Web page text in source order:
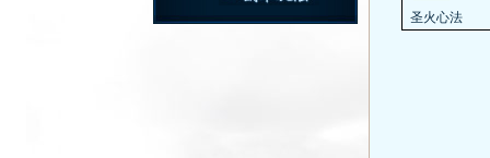
圣火心法